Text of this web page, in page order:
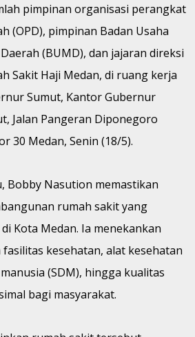
pimpinan organisasi perangkat
(OPD), pimpinan Badan Usaha
(BUMD), dan jajaran direksi
Sakit Haji Medan, di ruang kerja
Sumut, Kantor Gubernur
Jalan Pangeran Diponegoro
30 Medan, Senin (18/5).
Bobby Nasution memastikan
rumah sakit yang
Kota Medan. Ia menekankan
kesehatan, alat kesehatan
(SDM), hingga kualitas
bagi masyarakat.